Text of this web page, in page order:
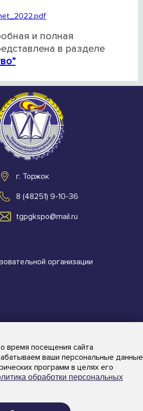
и полная
в разделе
г. Торжок
8 (48251) 9-10-36
tgpgkspo@mail.ru
организации
время посещения сайта
ваши персональные данные
программ в целях его
обработки персональных